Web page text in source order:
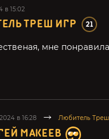
в 15:02
ТРЕШ ИГР 21
мне
в 16:28 Любитель
МАКЕЕВ